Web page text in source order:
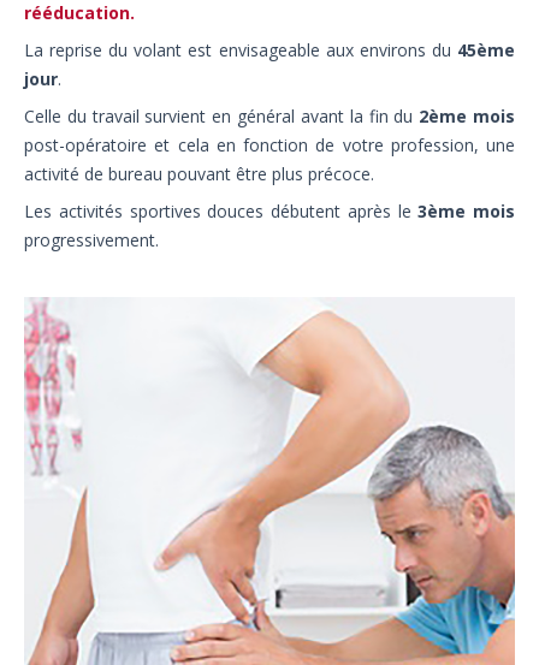
rééducation.
La reprise du volant est envisageable aux environs du 45ème
jour.
Celle du travail survient en général avant la fin du 2ème mois
post-opératoire et cela en fonction de votre profession, une
activité de bureau pouvant être plus précoce.
Les activités sportives douces débutent après le 3ème mois
progressivement.